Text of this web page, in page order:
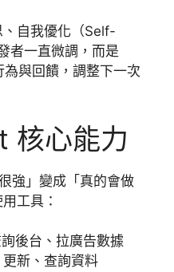
自我優化（Self-
者一直微調，而是
與回饋，調整下一次
核心能力
強」變成「真的會做
工具：
後台、拉廣告數據
新、查詢資料